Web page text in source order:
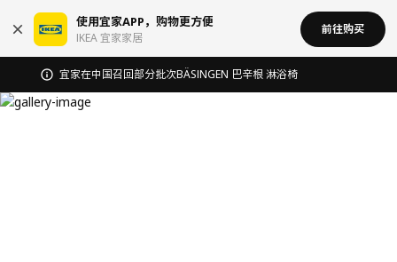
使用宜家APP，购物更方便
IKEA 宜家家居
前往购买
无锡商场发票事宜沟通